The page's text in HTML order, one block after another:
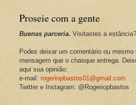
Proseie com a gente
Buenas parceria. Visitastes a estância?
Podes deixar um comentário ou mesmo
mensagem que o chasque entrega.
aqui sua opinião:
e-mail: rogeriopbastos01@gmail.com
Twitter e Instagram: @Rogeriopbastos